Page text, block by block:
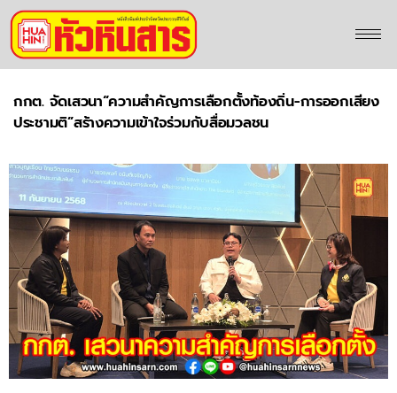
กกต. จัดเสวนา“ความสำคัญการเลือกตั้งท้องถิ่น-การออกเสียง
ประชามติ”สร้างความเข้าใจร่วมกับสื่อมวลชน